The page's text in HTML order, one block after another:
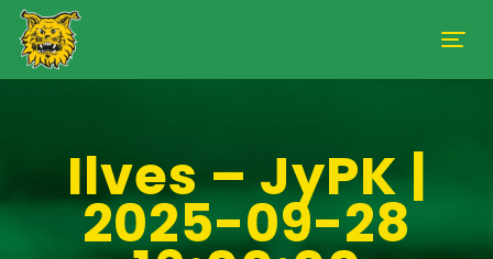
Ilves – JyPK |
2025-09-28